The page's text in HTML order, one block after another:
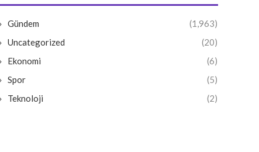
Gündem
(1,963)
Uncategorized
(20)
Ekonomi
(6)
Spor
(5)
Teknoloji
(2)